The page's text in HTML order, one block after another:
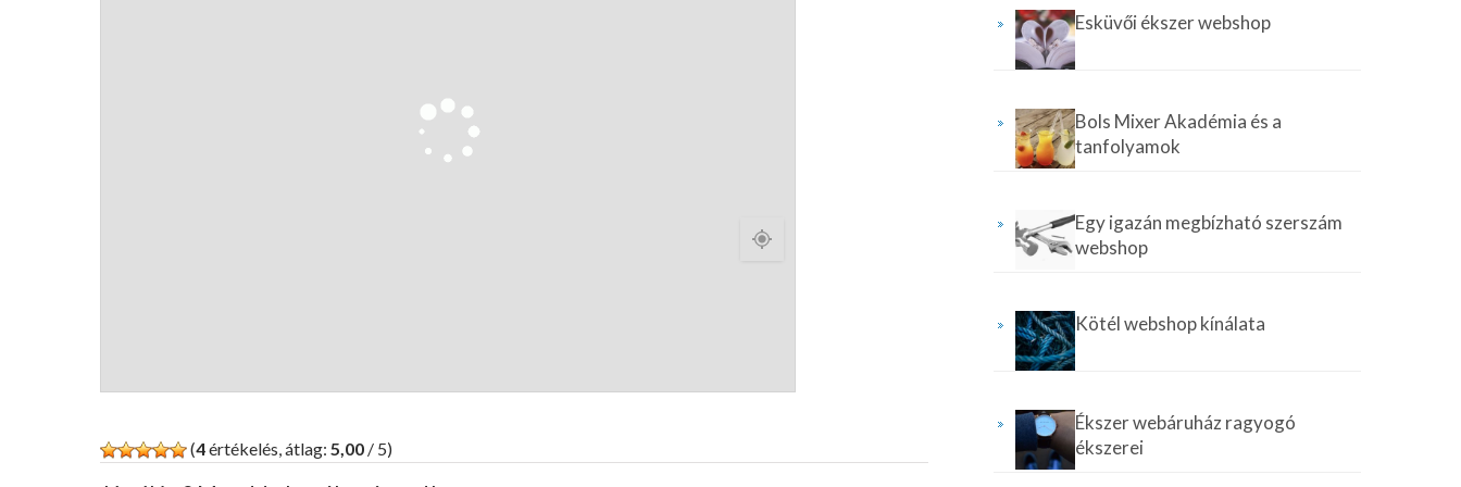
(4értékelés, átlag: 5,00 / 5)
Esküvői ékszer webshop
Bols Mixer Akadémia és a
tanfolyamok
Egy igazán megbízható szerszám
webshop
Kötél webshop kínálata
Ékszer webáruház ragyogó
ékszerei